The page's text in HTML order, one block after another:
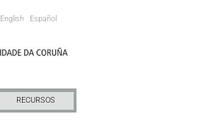
English Español
RECURSOS